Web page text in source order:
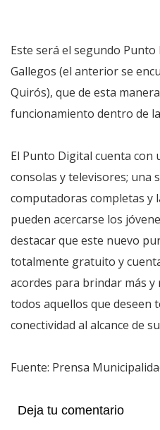
Este será el segundo
Gallegos (el anterior se
Quirós), que de esta
funcionamiento dentro de
El Punto Digital cuenta con
consolas y televisores; una
computadoras completas y
pueden acercarse los
destacar que este nuevo
totalmente gratuito y
acordes para brindar más y
todos aquellos que deseen
conectividad al alcance de
Fuente: Prensa
Deja tu comentario